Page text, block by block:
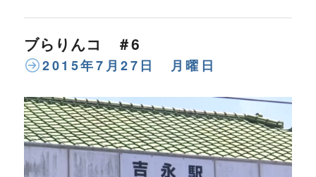
ブらりんコ ＃6
2015年7月27日 月曜日